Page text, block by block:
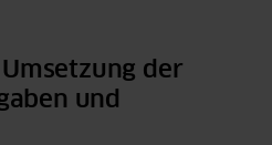
der
und